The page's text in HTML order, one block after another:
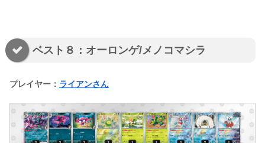
ベスト８：オーロンゲ/メノコマシラ
プレイヤー： ライアンさん